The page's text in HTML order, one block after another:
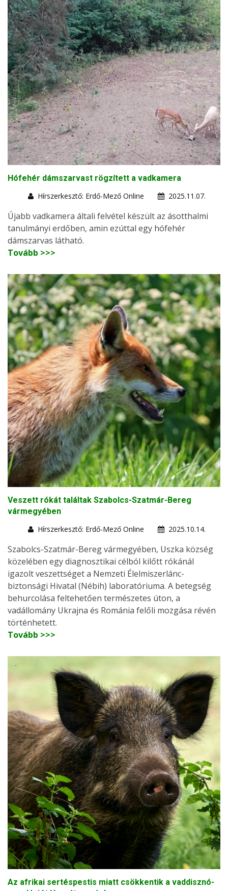
Hófehér dámszarvast rögzített a vadkamera
Hírszerkesztő: Erdő-Mező Online
2025.11.07.
Újabb vadkamera általi felvétel készült az ásotthalmi
tanulmányi erdőben, amin ezúttal egy hófehér
dámszarvas látható.
Tovább >>>
Veszett rókát találtak Szabolcs-Szatmár-Bereg
vármegyében
Hírszerkesztő: Erdő-Mező Online
2025.10.14.
Szabolcs-Szatmár-Bereg vármegyében, Uszka község
közelében egy diagnosztikai célból kilőtt rókánál
igazolt veszettséget a Nemzeti Élelmiszerlánc-
biztonsági Hivatal (Nébih) laboratóriuma. A betegség
behurcolása feltehetően természetes úton, a
vadállomány Ukrajna és Románia felőli mozgása révén
történhetett.
Tovább >>>
Az afrikai sertéspestis miatt csökkentik a vaddisznó-